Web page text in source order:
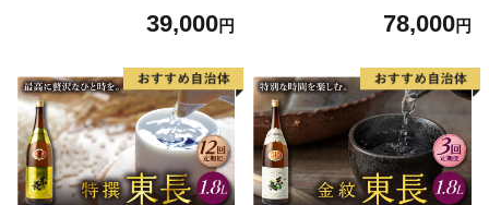
39,000円 78,000円